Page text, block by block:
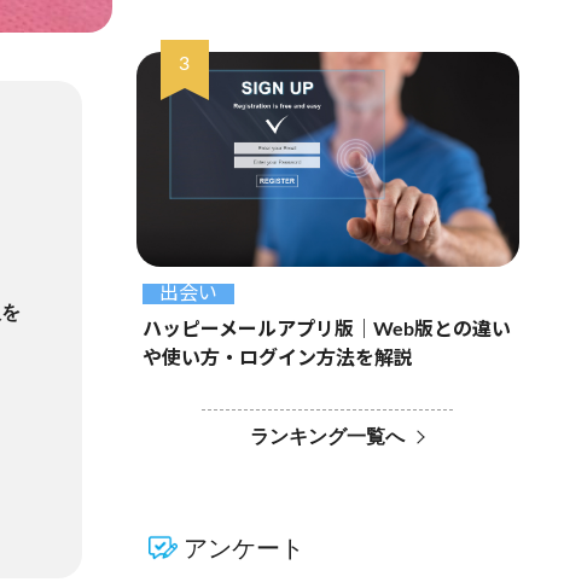
を
出会い
ハッピーメールアプリ版｜Web版との違い
や使い方・ログイン方法を解説
ランキング一覧へ
アンケート